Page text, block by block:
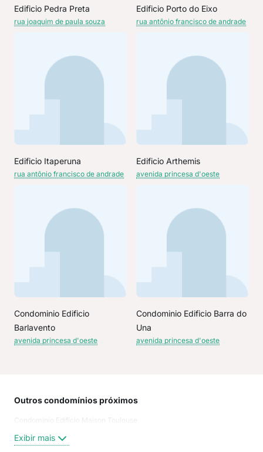
Edificio Pedra Preta
rua joaquim de paula souza
Edificio Porto do Eixo
rua antônio francisco de andrade
Edificio Itaperuna
rua antônio francisco de andrade
Edificio Arthemis
avenida princesa d'oeste
Condominio Edificio
Barlavento
avenida princesa d'oeste
Condominio Edificio Barra do
Una
avenida princesa d'oeste
Outros condomínios próximos
Condominio Edificio Maison Toulouse
Exibir mais